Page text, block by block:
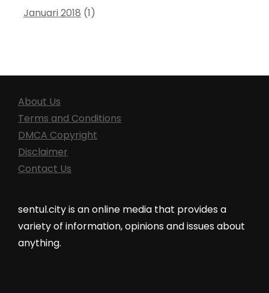
Januari 2018 (1)
About Us
Terms and Conditions
DMCA Copyright
Disclaimer
Contact Us
sentul.city is an online media that provides a
variety of information, opinions and issues about
anything.